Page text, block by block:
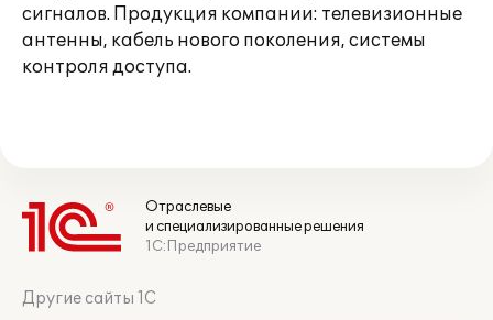
сигналов. Продукция компании: телевизионные
антенны, кабель нового поколения, системы
контроля доступа.
Отраслевые
и специализированные решения
1С:Предприятие
Другие сайты 1С